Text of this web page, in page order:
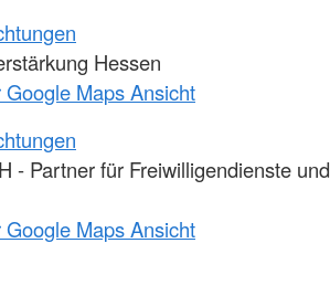
Hessen
Google Maps Ansicht
- Partner für Freiwilligendienste und
Google Maps Ansicht